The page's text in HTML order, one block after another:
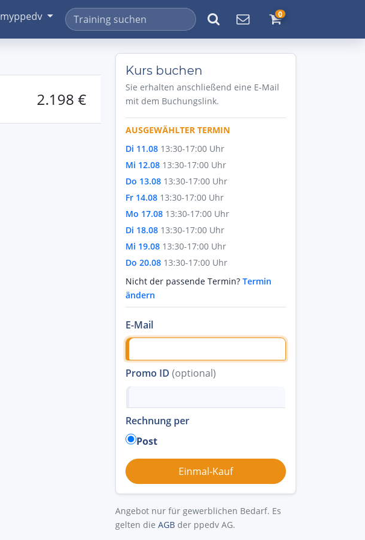
myppedv 0
2.198 €
Kurs buchen
Sie erhalten anschließend eine E-Mail
mit dem Buchungslink.
AUSGEWÄHLTER TERMIN
Di 11.08 13:30-17:00 Uhr
Mi 12.08 13:30-17:00 Uhr
Do 13.08 13:30-17:00 Uhr
Fr 14.08 13:30-17:00 Uhr
Mo 17.08 13:30-17:00 Uhr
Di 18.08 13:30-17:00 Uhr
Mi 19.08 13:30-17:00 Uhr
Do 20.08 13:30-17:00 Uhr
Nicht der passende Termin? Termin
ändern
E-Mail
Promo ID (optional)
Rechnung per
Post
Angebot nur für gewerblichen Bedarf. Es
gelten die AGB der ppedv AG.